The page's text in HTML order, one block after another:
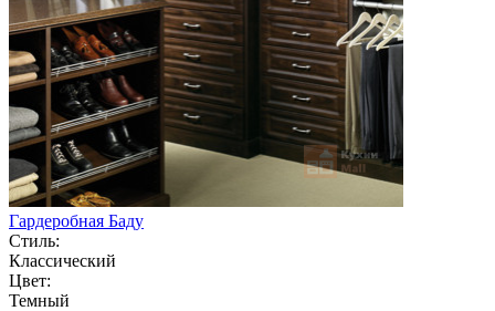
Гардеробная Баду
Стиль:
Классический
Цвет:
Темный